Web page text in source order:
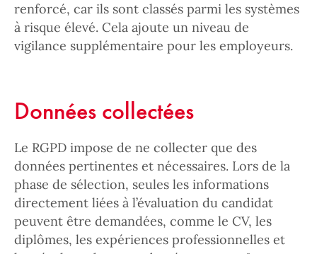
renforcé, car ils sont classés parmi les systèmes
à risque élevé. Cela ajoute un niveau de
vigilance supplémentaire pour les employeurs.
Données collectées
Le RGPD impose de ne collecter que des
données pertinentes et nécessaires. Lors de la
phase de sélection, seules les informations
directement liées à l’évaluation du candidat
peuvent être demandées, comme le CV, les
diplômes, les expériences professionnelles et